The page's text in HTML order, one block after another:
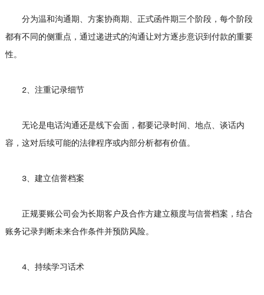
分为温和沟通期、方案协商期、正式函件期三个阶段，每个阶段
都有不同的侧重点，通过递进式的沟通让对方逐步意识到付款的重要
性。
2、注重记录细节
无论是电话沟通还是线下会面，都要记录时间、地点、谈话内
容，这对后续可能的法律程序或内部分析都有价值。
3、建立信誉档案
正规要账公司会为长期客户及合作方建立额度与信誉档案，结合
账务记录判断未来合作条件并预防风险。
4、持续学习话术